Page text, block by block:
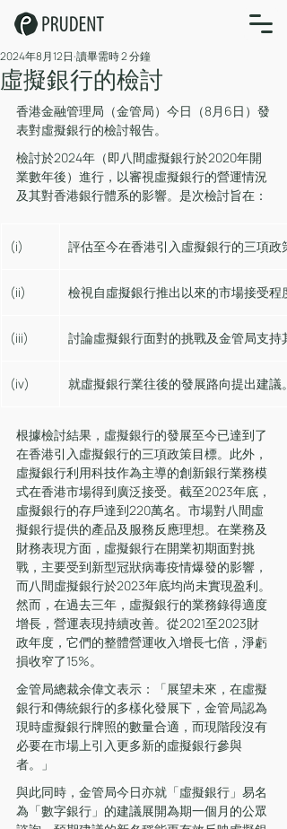
虛擬銀行的檢討
2024年8月12日 讀畢需時 2 分鐘
香港金融管理局（金管局）今日（8月6日）發
表對虛擬銀行的檢討報告。
檢討於2024年（即八間虛擬銀行於2020年開
業數年後）進行，以審視虛擬銀行的營運情況
及其對香港銀行體系的影響。是次檢討旨在：
(i) 評估至今在香港引入虛擬銀行的三項政
(ii) 檢視自虛擬銀行推出以來的市場接受
(iii) 討論虛擬銀行面對的挑戰及金管局支
(iv) 就虛擬銀行業往後的發展路向提出建議。
根據檢討結果，虛擬銀行的發展至今已達到了
在香港引入虛擬銀行的三項政策目標。此外，
虛擬銀行利用科技作為主導的創新銀行業務模
式在香港市場得到廣泛接受。截至2023年底，
虛擬銀行的存戶達到220萬名。市場對八間虛
擬銀行提供的產品及服務反應理想。在業務及
財務表現方面，虛擬銀行在開業初期面對挑
戰，主要受到新型冠狀病毒疫情爆發的影響，
而八間虛擬銀行於2023年底均尚未實現盈利。
然而，在過去三年，虛擬銀行的業務錄得適度
增長，營運表現持續改善。從2021至2023財
政年度，它們的整體營運收入增長七倍，淨虧
損收窄了15%。
金管局總裁余偉文表示：「展望未來，在虛擬
銀行和傳統銀行的多樣化發展下，金管局認為
現時虛擬銀行牌照的數量合適，而現階段沒有
必要在市場上引入更多新的虛擬銀行參與
者。」
與此同時，金管局今日亦就「虛擬銀行」易名
為「數字銀行」的建議展開為期一個月的公眾